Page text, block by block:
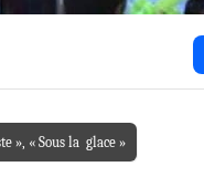
», « Sous la glace »